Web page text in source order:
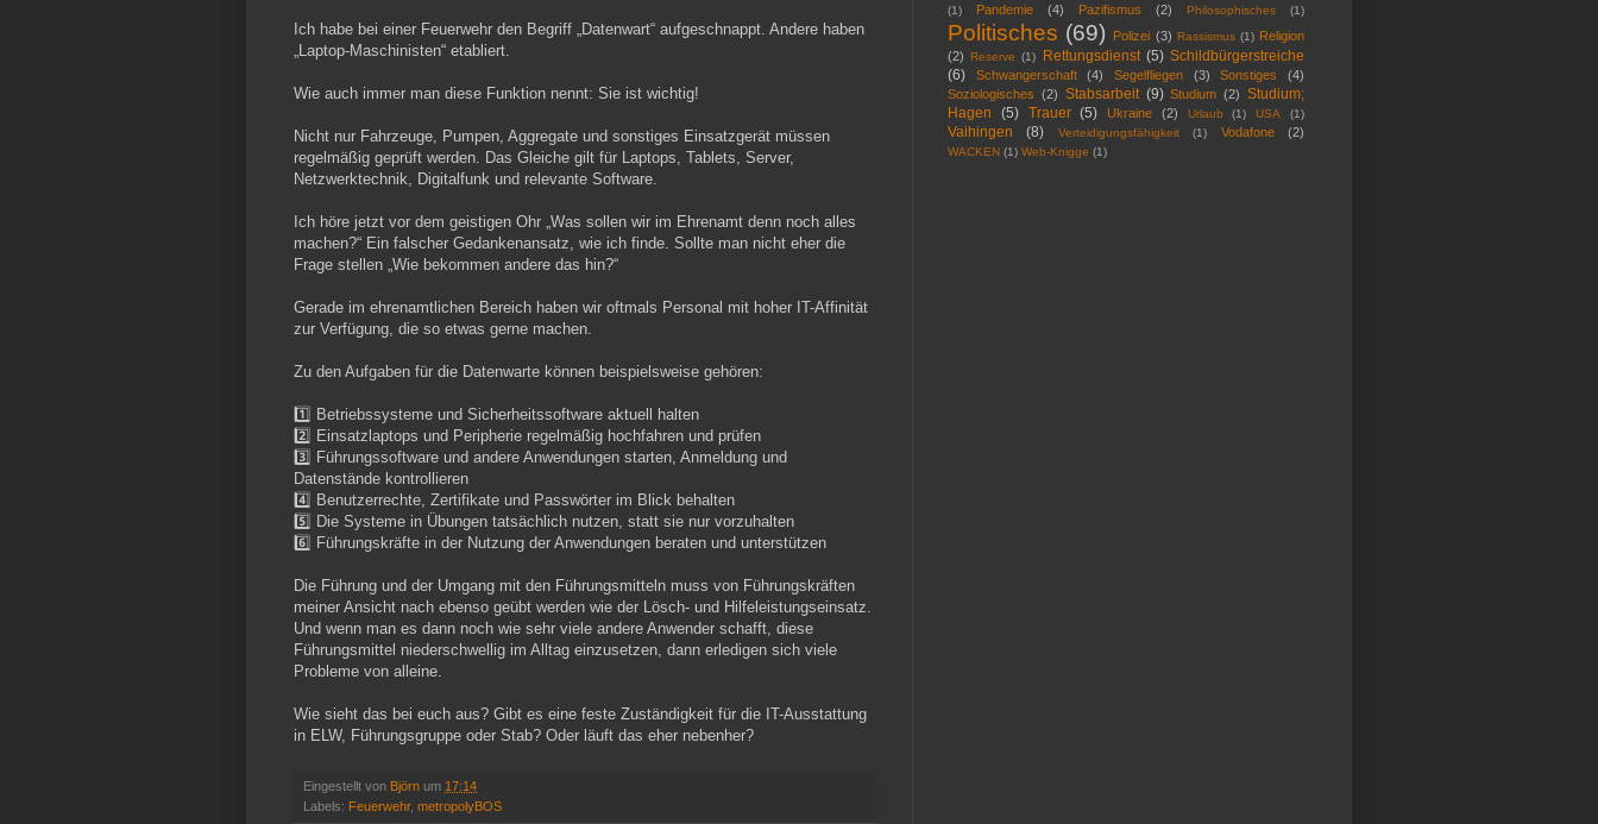
Ich habe bei einer Feuerwehr den Begriff „Datenwart“ aufgeschnappt. Andere haben
„Laptop-Maschinisten“ etabliert.
Wie auch immer man diese Funktion nennt: Sie ist wichtig!
Nicht nur Fahrzeuge, Pumpen, Aggregate und sonstiges Einsatzgerät müssen
regelmäßig geprüft werden. Das Gleiche gilt für Laptops, Tablets, Server,
Netzwerktechnik, Digitalfunk und relevante Software.
Ich höre jetzt vor dem geistigen Ohr „Was sollen wir im Ehrenamt denn noch alles
machen?“ Ein falscher Gedankenansatz, wie ich finde. Sollte man nicht eher die
Frage stellen „Wie bekommen andere das hin?“
Gerade im ehrenamtlichen Bereich haben wir oftmals Personal mit hoher IT-Affinität
zur Verfügung, die so etwas gerne machen.
Zu den Aufgaben für die Datenwarte können beispielsweise gehören:
1️⃣ Betriebssysteme und Sicherheitssoftware aktuell halten
2️⃣ Einsatzlaptops und Peripherie regelmäßig hochfahren und prüfen
3️⃣ Führungssoftware und andere Anwendungen starten, Anmeldung und
Datenstände kontrollieren
4️⃣ Benutzerrechte, Zertifikate und Passwörter im Blick behalten
5️⃣ Die Systeme in Übungen tatsächlich nutzen, statt sie nur vorzuhalten
6️⃣ Führungskräfte in der Nutzung der Anwendungen beraten und unterstützen
Die Führung und der Umgang mit den Führungsmitteln muss von Führungskräften
meiner Ansicht nach ebenso geübt werden wie der Lösch- und Hilfeleistungseinsatz.
Und wenn man es dann noch wie sehr viele andere Anwender schafft, diese
Führungsmittel niederschwellig im Alltag einzusetzen, dann erledigen sich viele
Probleme von alleine.
Wie sieht das bei euch aus? Gibt es eine feste Zuständigkeit für die IT-Ausstattung
in ELW, Führungsgruppe oder Stab? Oder läuft das eher nebenher?
Eingestellt von Björn um 17:14
Labels: Feuerwehr, metropolyBOS
(1)
Pandemie (4) Pazifismus (2) Philosophisches (1)
Politisches (69) Polizei (3) Rassismus (1) Religion
(2)
Reserve (1) Rettungsdienst (5) Schildbürgerstreiche
(6)
Schwangerschaft (4) Segelfliegen (3) Sonstiges
(4)
Soziologisches (2) Stabsarbeit (9) Studium (2) Studium;
Hagen
(5) Trauer (5) Ukraine (2) Urlaub (1) USA (1)
Vaihingen (8) Verteidigungsfähigkeit (1) Vodafone (2)
WACKEN (1) Web-Knigge (1)